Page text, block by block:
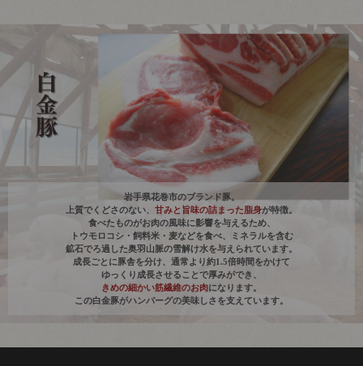
岩手県花巻市のブランド豚。
上質でくどさのない、 甘みと旨味の詰まった脂身が特徴。
食べたものがお肉の風味に影響を与えるため、
トウモロコシ・飼料米・麦などを食べ、ミネラルを含む
鉱石でろ過した奥羽山脈の雪解け水を与えられています。
成長ごとに豚舎を分け、通常より約1.5倍時間をかけて
ゆっくり成長させることで厚みができ、
きめの細かい筋繊維のお肉になります。
この白金豚がハンバーグの美味しさを支えています。